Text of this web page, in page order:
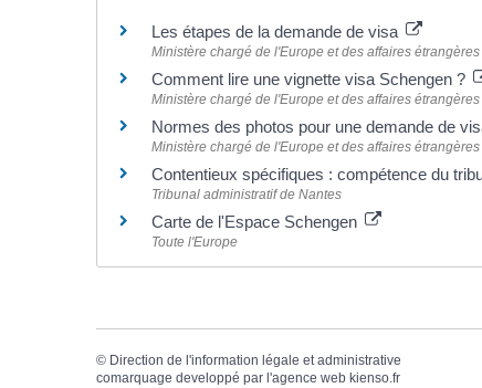
Les étapes de la demande de visa
Ministère chargé de l'Europe et des affaires étrangères
Comment lire une vignette visa Schengen ?
Ministère chargé de l'Europe et des affaires étrangères
Normes des photos pour une demande de
Ministère chargé de l'Europe et des affaires étrangères
Contentieux spécifiques : compétence du
Tribunal administratif de Nantes
Carte de l'Espace Schengen
Toute l'Europe
© Direction de l'information légale et administrative
comarquage developpé par l'agence web kienso.fr